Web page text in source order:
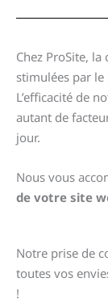
Chez ProSite,
stimulées par le
L’efficacité de
autant de
jour.
Nous vous
de votre site
Notre prise de
toutes vos
!